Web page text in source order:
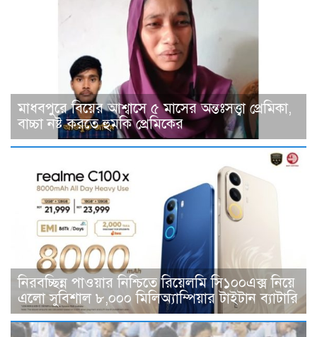
মাধবপুরে বিয়ের আশ্বাসে ৫ মাসের অন্তঃসত্ত্বা প্রেমিকা,
বাচ্চা নষ্ট করতে হুমকি প্রেমিকের
নিরবচ্ছিন্ন পাওয়ার নিশ্চিতে রিয়েলমি সি১০০এক্স নিয়ে
এলো সুবিশাল ৮,০০০ মিলিঅ্যাম্পিয়ার টাইটান ব্যাটারি